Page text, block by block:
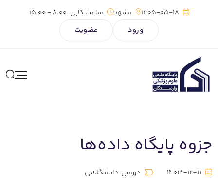
1405-05-18 مشهد ساعت کاری:
ورود عضویت
جزوه پایگاه داده‌ها
1403-12-11 دروس دانشگاهی